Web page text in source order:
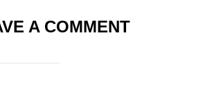
A COMMENT